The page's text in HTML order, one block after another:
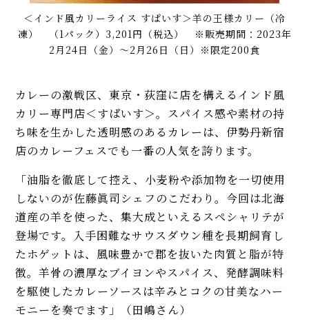
＜インド風カリーライス すぱいす＞羊の王様カリー（冷
凍） （1パック）3,201円（税込） ※販売期間：2023年
2月24日（金）〜2月26日（日）※限定200食
カレーの激戦区、東京・荻窪に店を構えるインド風
カリー専門店＜すぱいす＞。スパイス感や素材の持
ち味を生かした透明感のあるカレーは、伊勢丹新宿
店のカレーフェスでも一番の人気を誇ります。
「油脂を徹底して控え、小麦粉や添加物を一切使用
しないのが佐藤眞司シェフのこだわり。今回は北海
道産の羊を使った、集大成といえるスペシャリテが
登場です。入手困難なサウスダウン種を長期飼育し
たホゲットは、風味豊かで郡を抜いた肉質と脂が特
徴。羊骨の濃厚なブイヨンやスパイス、発酵調味料
を駆使したカレーソースは辛みとコクの甘美なハー
モニーを奏でます」（田嶋さん）